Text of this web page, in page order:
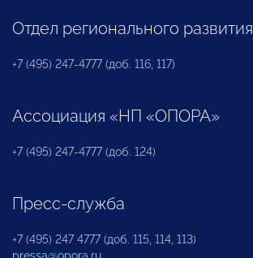
Отдел регионального развития
+7 (495) 247-4777 (доб. 116, 117)
Ассоциация «НП «ОПОРА»
+7 (495) 247-4777 (доб. 124)
Пресс-служба
+7 (495) 247 4777 (доб. 115, 114, 113)